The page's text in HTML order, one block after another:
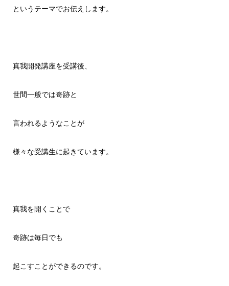
というテーマでお伝えします。
真我開発講座を受講後、
世間一般では奇跡と
言われるようなことが
様々な受講生に起きています。
真我を開くことで
奇跡は毎日でも
起こすことができるのです。